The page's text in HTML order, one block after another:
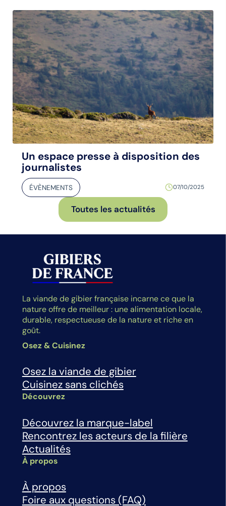
Un espace presse à disposition des
journalistes
ÉVÈNEMENTS 07/10/2025
Toutes les actualités
La viande de gibier française incarne ce que la
nature offre de meilleur : une alimentation locale,
durable, respectueuse de la nature et riche en
goût.
Osez & Cuisinez
Osez la viande de gibier
Cuisinez sans clichés
Découvrez
Découvrez la marque-label
Rencontrez les acteurs de la filière
Actualités
À propos
À propos
Foire aux questions (FAQ)